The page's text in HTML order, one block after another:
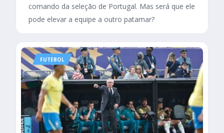
comando da seleção de Portugal. Mas será que ele
pode elevar a equipe a outro patamar?
FUTEBOL